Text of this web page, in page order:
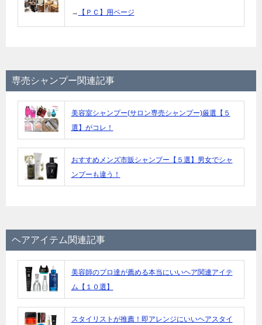
→ 【ＰＣ】用ページ
専売シャンプー関連記事
美容室シャンプー(サロン専売シャンプー)厳選【５
選】がコレ！
おすすめメンズ市販シャンプー【５選】男女でシャ
ンプーも違う！
ヘアアイテム関連記事
美容師のプロ達が薦める本当にいいヘア関連アイテ
ム【１０選】
スタイリストが推薦！即アレンジにいいヘアスタイ